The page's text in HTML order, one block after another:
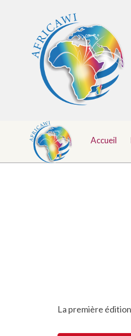
Top
Accueil
La première